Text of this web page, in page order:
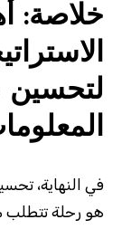
خلاصة:
لتحسين
في النهاية،
هو رحلة تتطلب